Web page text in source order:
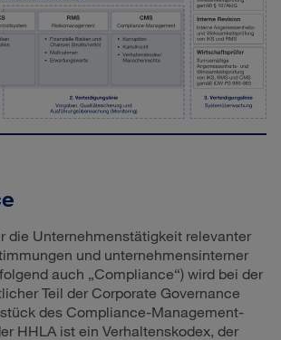
die Unternehmenstätigkeit relevanter
und unternehmensinterner
auch „Compliance“) wird bei der
Teil der Corporate Governance
des Compliance-Management-
HHLA ist ein Verhaltenskodex, der